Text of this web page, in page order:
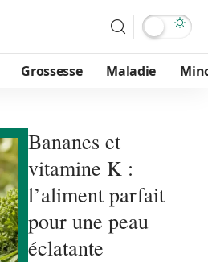
Grossesse Maladie
Bananes et
vitamine K :
l’aliment parfait
pour une peau
éclatante